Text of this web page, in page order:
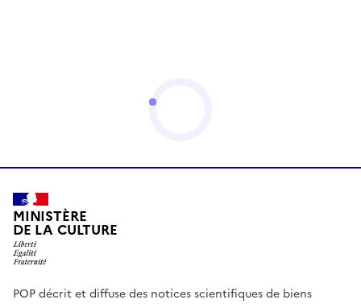
MINISTÈRE
DE LA CULTURE
POP décrit et diffuse des notices scientifiques de biens